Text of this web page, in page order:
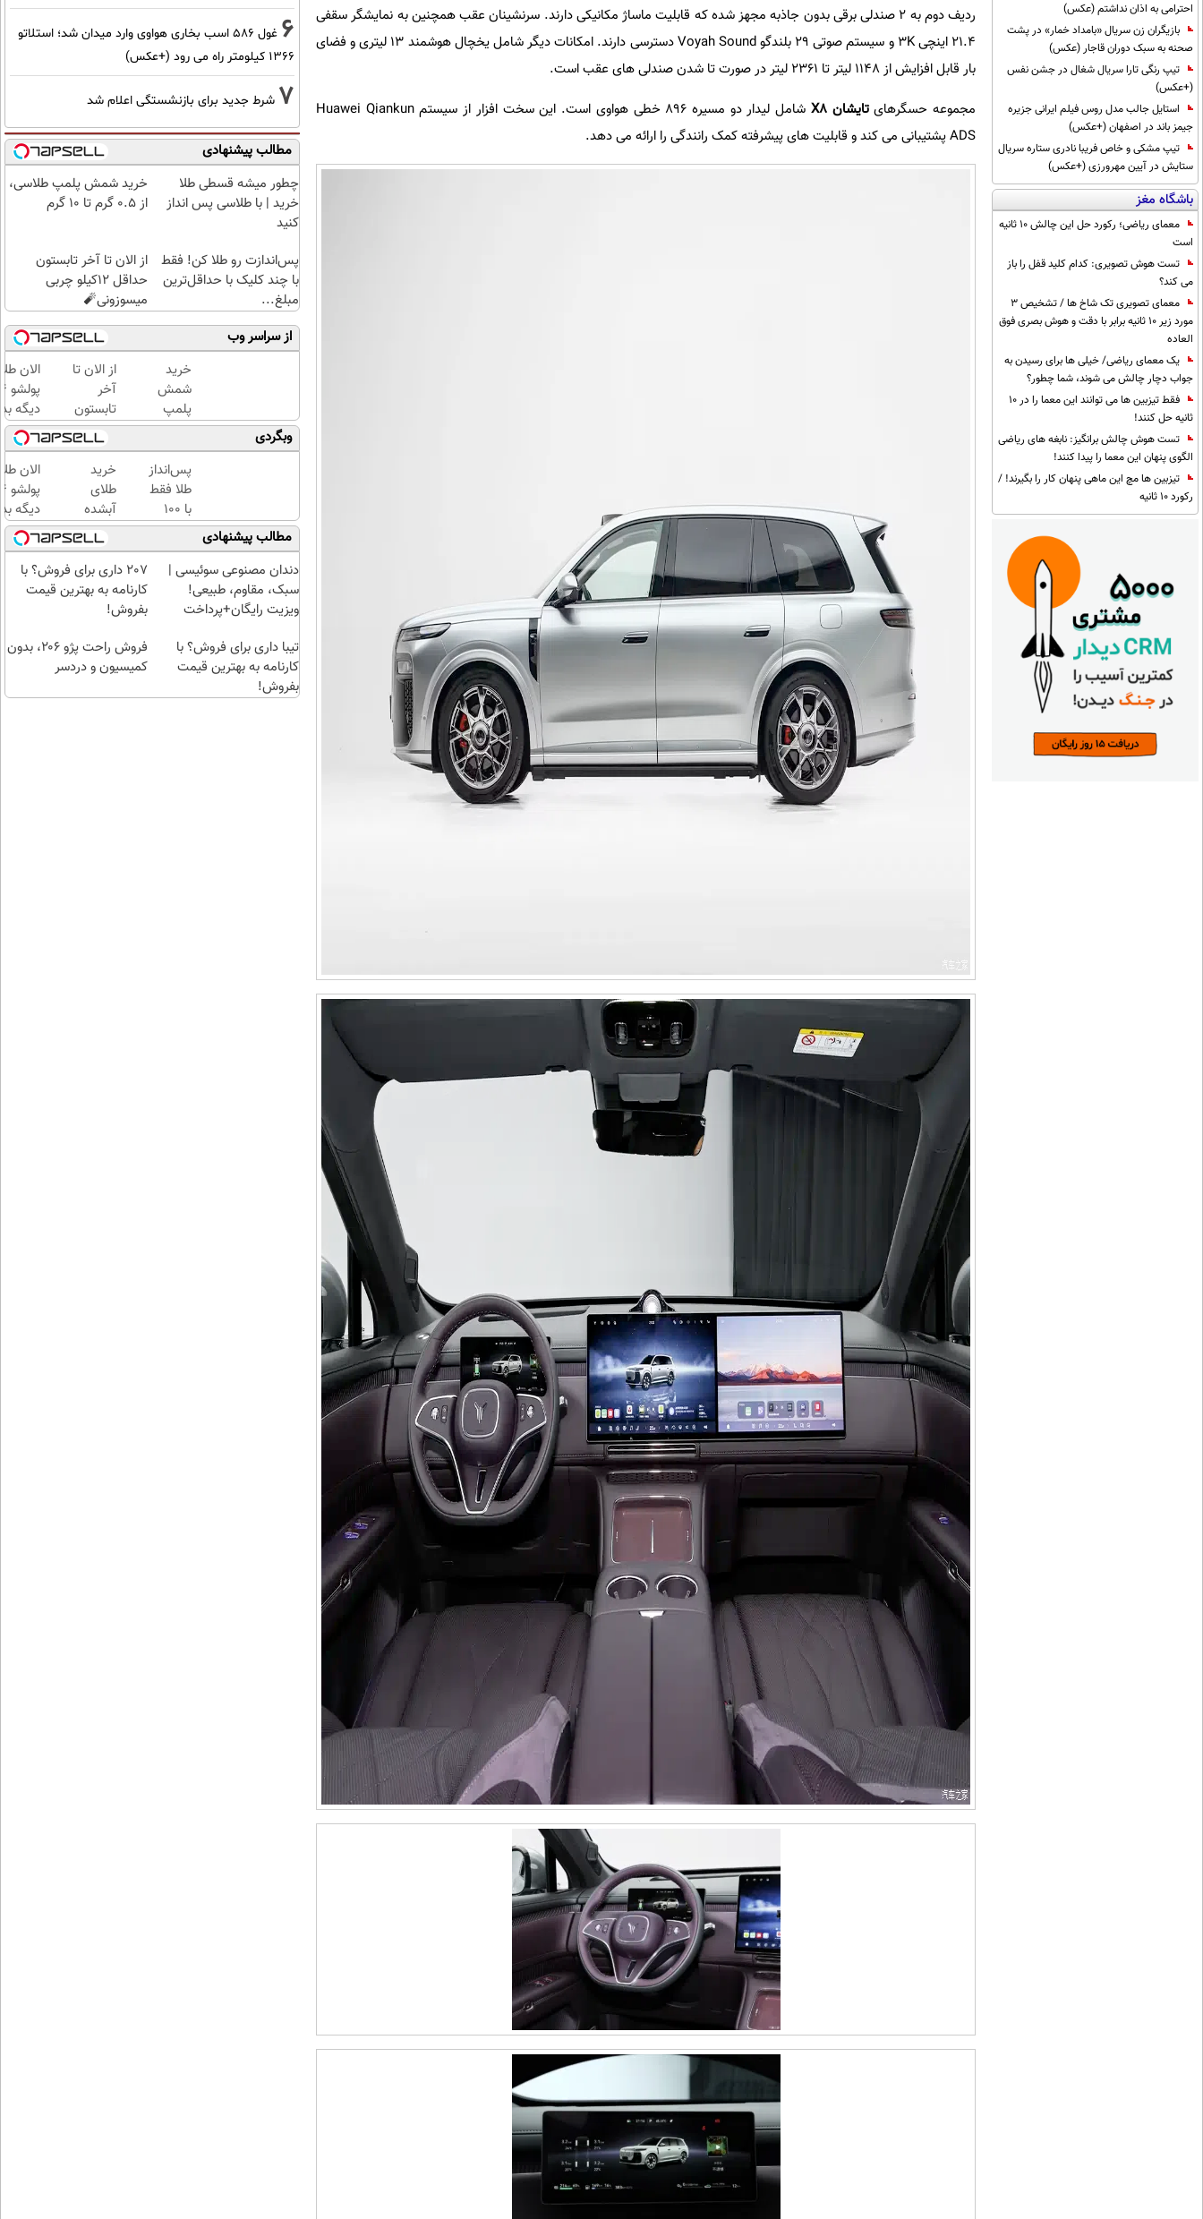
احترامی به اذان نداشتم (عکس)
بازیگران زن سریال «بامداد خمار» در پشت
صحنه به سبک دوران قاجار (عکس)
تیپ رنگی تارا سریال شغال در جشن نفس
(+عکس)
استایل جالب مدل روس فیلم ایرانی جزیره
جیمز باند در اصفهان (+عکس)
تیپ مشکی و خاص فریبا نادری ستاره سریال
ستایش در آیین مهرورزی (+عکس)
باشگاه مغز
معمای ریاضی؛ رکورد حل این چالش 10 ثانیه
است
تست هوش تصویری: کدام کلید قفل را باز
می کند؟
معمای تصویری تک شاخ ها / تشخیص 3
مورد زیر 10 ثانیه برابر با دقت و هوش بصری فوق
العاده
یک معمای ریاضی/ خیلی ها برای رسیدن به
جواب دچار چالش می شوند، شما چطور؟
فقط تیزبین ها می توانند این معما را در 10
ثانیه حل کنند!
تست هوش چالش برانگیز: نابغه های ریاضی
الگوی پنهان این معما را پیدا کنند!
تیزبین ها مچ این ماهی پنهان کار را بگیرند! /
رکورد 10 ثانیه
ردیف دوم به 2 صندلی برقی بدون جاذبه مجهز شده که قابلیت ماساژ مکانیکی دارند. سرنشینان عقب همچنین به نمایشگر سقفی
21.4 اینچی 3K و سیستم صوتی 29 بلندگو Voyah Sound دسترسی دارند. امکانات دیگر شامل یخچال هوشمند 13 لیتری و فضای
بار قابل افزایش از 1148 لیتر تا 2361 لیتر در صورت تا شدن صندلی های عقب است.
مجموعه حسگرهایتایشان X8
شامل لیدار دو مسیره 896 خطی هواوی است. این سخت افزار از سیستم Huawei Qiankun
ADS پشتیبانی می کند و قابلیت های پیشرفته کمک رانندگی را ارائه می دهد.
6
غول 586 اسب بخاری هواوی وارد میدان شد؛ استلاتو
1366 کیلومتر راه می رود (+عکس)
7 شرط جدید برای بازنشستگی اعلام شد
مطالب پیشنهادی
چطور میشه قسطی طلا
خرید | با طلاسی پس انداز
کنید
خرید شمش پلمپ طلاسی،
از ۰.۵ گرم تا ۱۰ گرم
پس‌اندازت رو طلا کن! فقط
با چند کلیک با حداقل‌ترین
مبلغ...
از الان تا آخر تابستون
حداقل 12کیلو چربی
میسوزونی🧨
از سراسر وب
خرید
شمش
پلمپ
طلاسی،
از ۰.۵
گرم تا
۱۰ گرم
از الان تا
آخر
تابستون
حداقل
12کیلو
چربی
میسوزونی
🧨
الان
دیگه
طلا با
بی‌بهره
وبگردی
پس‌انداز
طلا فقط
با ۱۰۰
هزارتومان
(امن و
راحت)
خرید
طلای
آبشده
حتی با
۱۰۰هزارتومان
الان
دیگه
طلا با
بی‌بهره
مطالب پیشنهادی
دندان مصنوعی سوئیسی |
سبک، مقاوم، طبیعی!
ویزیت رایگان+پرداخت
207 داری برای فروش؟ با
کارنامه به بهترین قیمت
بفروش!
تیبا داری برای فروش؟ با
کارنامه به بهترین قیمت
بفروش!
فروش راحت پژو ۲۰6، بدون
کمیسیون و دردسر